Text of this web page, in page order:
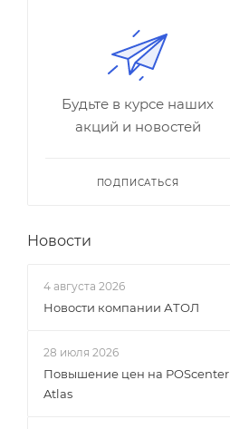
Будьте в курсе наших
акций и новостей
ПОДПИСАТЬСЯ
Новости
4 августа 2026
Новости компании АТОЛ
28 июля 2026
Повышение цен на POScenter
Atlas